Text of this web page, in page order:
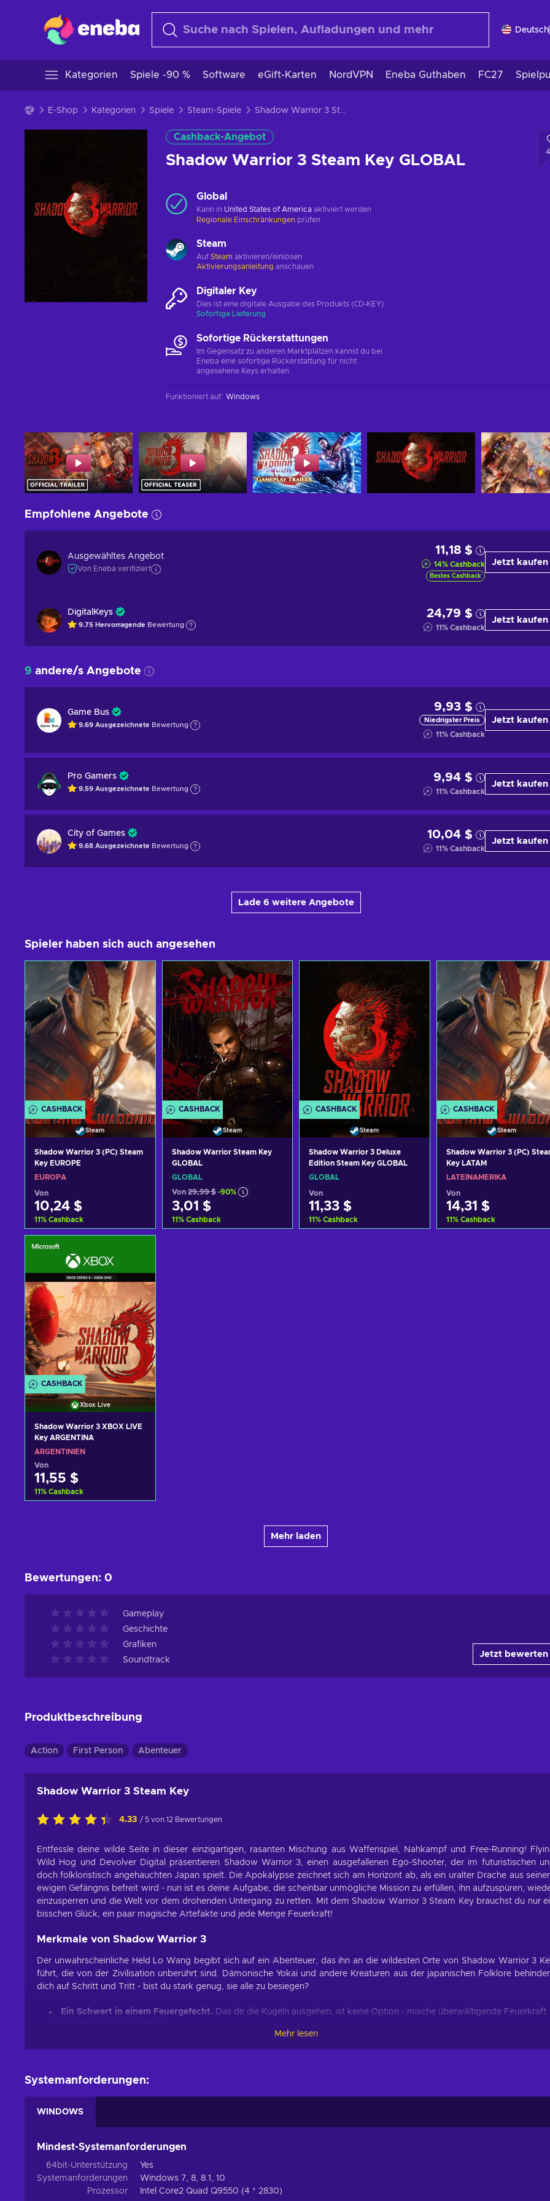
Deutsch
Kategorien Spiele -90 % Software eGift-Karten NordVPN Eneba Guthaben FC27
E-Shop Kategorien Spiele Steam-Spiele Shadow Warrior 3 Steam Key GLOBAL
Cashback-Angebot
Shadow Warrior 3 Steam Key GLOBAL
Global
Kann in United States of America aktiviert werden
Regionale Einschränkungen prüfen
Steam
Auf Steam aktivieren/einlösen
Aktivierungsanleitung anschauen
Digitaler Key
Dies ist eine digitale Ausgabe des Produkts (CD-KEY)
Sofortige Lieferung
Sofortige Rückerstattungen
Im Gegensatz zu anderen Marktplätzen kannst du bei
Eneba eine sofortige Rückerstattung für nicht
angesehene Keys erhalten.
Funktioniert auf: Windows
Empfohlene Angebote
Ausgewähltes Angebot
Von Eneba verifiziert
11,18 $
14% Cashback
Bestes Cashback
Jetzt kaufen
DigitalKeys
9.75 Hervorragende Bewertung
24,79 $
11% Cashback
Jetzt kaufen
9 andere/s Angebote
Game Bus
9.69 Ausgezeichnete Bewertung
9,93 $
Niedrigster Preis
11% Cashback
Jetzt kaufen
Pro Gamers
9.59 Ausgezeichnete Bewertung
9,94 $
11% Cashback
Jetzt kaufen
City of Games
9.68 Ausgezeichnete Bewertung
10,04 $
11% Cashback
Jetzt kaufen
Lade 6 weitere Angebote
Spieler haben sich auch angesehen
CASHBACK
Steam
Shadow Warrior 3 (PC) Steam
Key EUROPE
EUROPA
Von
10,24 $
11% Cashback
Angebote ansehen
CASHBACK
Steam
Shadow Warrior Steam Key
GLOBAL
GLOBAL
Von 29,99 $ -90%
3,01 $
11% Cashback
CASHBACK
Steam
Shadow Warrior 3 Deluxe
Edition Steam Key GLOBAL
GLOBAL
Von
11,33 $
11% Cashback
CASHBACK
Steam
Shadow Warrior 3 (PC)
Key LATAM
LATEINAMERIKA
Von
14,31 $
11% Cashback
CASHBACK
Xbox Live
Shadow Warrior 3 XBOX LIVE
Key ARGENTINA
ARGENTINIEN
Von
11,55 $
11% Cashback
Mehr laden
Bewertungen: 0
Gameplay
Geschichte
Grafiken
Soundtrack
Jetzt bewerten
Produktbeschreibung
Action First Person Abenteuer
Shadow Warrior 3 Steam Key
4.33 / 5 von 12 Bewertungen
Entfessle deine wilde Seite in dieser einzigartigen, rasanten Mischung aus Waffenspiel, Nahkampf und Free-Running!
Wild Hog und Devolver Digital präsentieren Shadow Warrior 3, einen ausgefallenen Ego-Shooter, der im futuristischen
doch folkloristisch angehauchten Japan spielt. Die Apokalypse zeichnet sich am Horizont ab, als ein uralter Drache aus
ewigen Gefängnis befreit wird - nun ist es deine Aufgabe, die scheinbar unmögliche Mission zu erfüllen, ihn aufzuspüren,
einzusperren und die Welt vor dem drohenden Untergang zu retten. Mit dem Shadow Warrior 3 Steam Key brauchst du nur
bisschen Glück, ein paar magische Artefakte und jede Menge Feuerkraft!
Merkmale von Shadow Warrior 3
Der unwahrscheinliche Held Lo Wang begibt sich auf ein Abenteuer, das ihn an die wildesten Orte von Shadow Warrior 3
führt, die von der Zivilisation unberührt sind. Dämonische Yokai und andere Kreaturen aus der japanischen Folklore
dich auf Schritt und Tritt - bist du stark genug, sie alle zu besiegen?
Ein Schwert in einem Feuergefecht. Das dir die Kugeln ausgehen, ist keine Option - mische überwältigende Feuerkraft
verheerende Finishing Moves aus, schnappe dir Teile deiner Feinde und nutze ihre Kräfte dank mächtiger Magie gegen sie;
Dynamische Umgebungen.In jedem Gebiet gibt es etwas, das du im Kampf einsetzen kannst, von gefährlichen
Strukturen bis hin zu Spezialgeräten - offensiv zu spielen kann manchmal die spaßigste Option sein;
Günstiger Shadow Warrior 3 Preis.
Neo-Feudal-Japan
Bewaffnet mit einer brutalen Mischung aus Klingen und Kugeln begeben sich Lo Wang und sein Handlanger Orochi Zilla auf
Mission, um einen uralten Drachen zurückzuerobern, den sie selbst unfreiwillig befreien mussten. Mit dem Shadow Warrior
Mehr lesen
Systemanforderungen:
WINDOWS
Mindest-Systemanforderungen
64bit-Unterstützung
Yes
Systemanforderungen
Windows 7, 8, 8.1, 10
Prozessor
Intel Core2 Quad Q9550 (4 * 2830)